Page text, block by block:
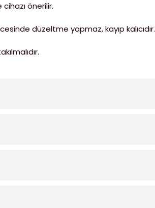
önerilir.
düzeltme yapmaz, kayıp kalıcıdır.